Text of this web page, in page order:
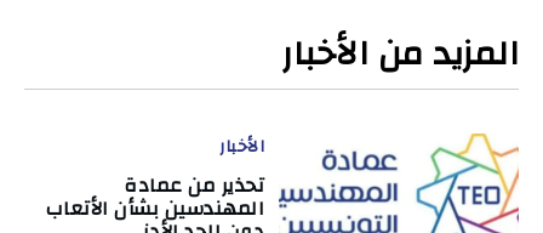
المزيد من الأخبار
الأخبار
تحذير من عمادة
المهندسين بشأن الأتعاب